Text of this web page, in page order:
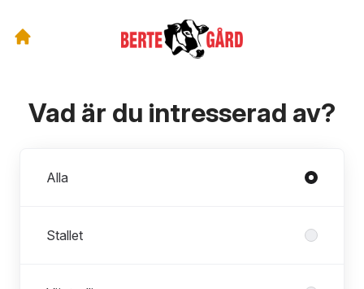
Vad är du intresserad av?
Alla
Stallet